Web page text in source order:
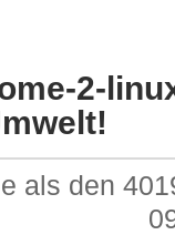
2-
als den